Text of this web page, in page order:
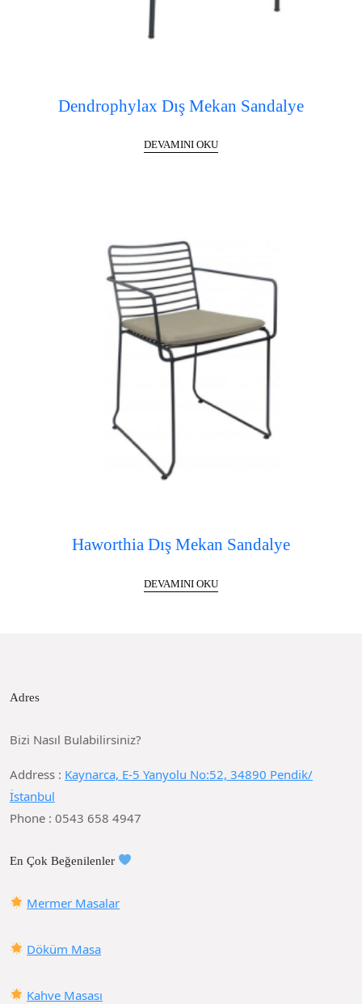
Dendrophylax Dış Mekan Sandalye
DEVAMINI OKU
Haworthia Dış Mekan Sandalye
DEVAMINI OKU
Adres
Bizi Nasıl Bulabilirsiniz?
Address : Kaynarca, E-5 Yanyolu No:52, 34890 Pendik/
İstanbul
Phone : 0543 658 4947
En Çok Beğenilenler
Mermer Masalar
Döküm Masa
Kahve Masası